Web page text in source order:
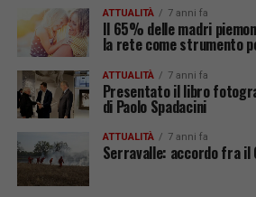
ATTUALITÀ 7 anni fa
Il 65% delle madri
la rete come strumento
ATTUALITÀ 7 anni fa
Presentato il libro
di Paolo Spadacini
ATTUALITÀ 7 anni fa
Serravalle: accordo fra il